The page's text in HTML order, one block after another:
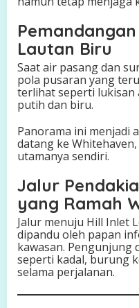
Lautan Biru
Saat air pasang dan
pola pusaran yang
terlihat seperti lukisan
putih dan biru.
Panorama ini menjadi
datang ke
utamanya sendiri.
Jalur
yang Ramah
Jalur menuju Hill Inlet
dipandu oleh papan
kawasan. Pengunjung
seperti kadal, burung
selama perjalanan.